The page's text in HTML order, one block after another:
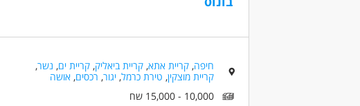
חיפה,קריית אתא,קריית ביאליק,קריית ים, נשר,
קריית מוצקין, טירת כרמל,יגור, רכסים,אושה
10,000 - 15,000 שח